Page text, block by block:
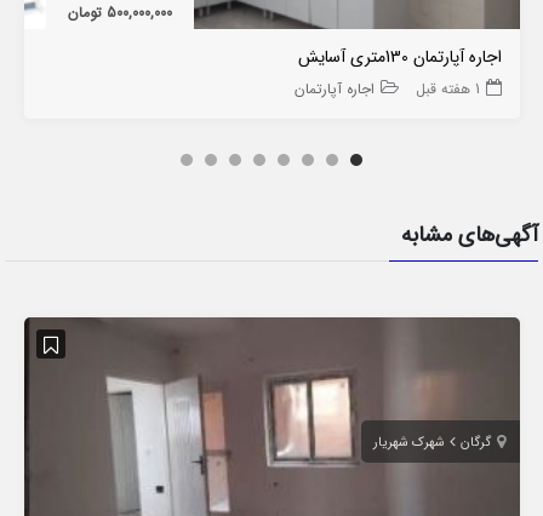
500,000,000 تومان
اجاره آپارتمان 130متری آسایش
1 هفته قبل اجاره آپارتمان
آگهی‌های مشابه
گرگان شهرک شهریار